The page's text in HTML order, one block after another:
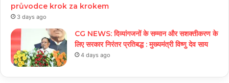
průvodce krok za krokem
3 days ago
CG NEWS: दिव्यांगजनों के सम्मान और सशक्तीकरण के
लिए सरकार निरंतर प्रतिबद्ध : मुख्यमंत्री विष्णु देव साय
4 days ago